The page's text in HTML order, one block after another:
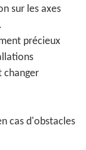
sur les axes
précieux
changer
cas d'obstacles